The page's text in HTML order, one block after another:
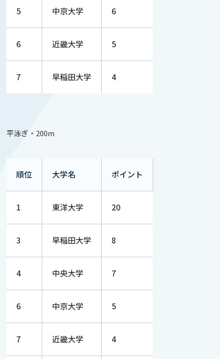
5 中京大学 6
6 近畿大学 5
7 早稲田大学 4
平泳ぎ・200m
順位 大学名 ポイント
1 東洋大学 20
3 早稲田大学 8
4 中央大学 7
6 中京大学 5
7 近畿大学 4